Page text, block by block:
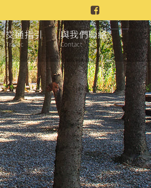
交通指引
Traffic
與我們聯絡
Contact